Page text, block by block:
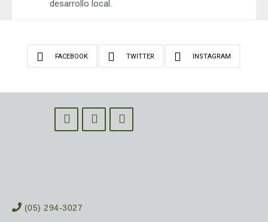
desarrollo local.
FACEBOOK TWITTER INSTAGRAM
(05) 294-3027